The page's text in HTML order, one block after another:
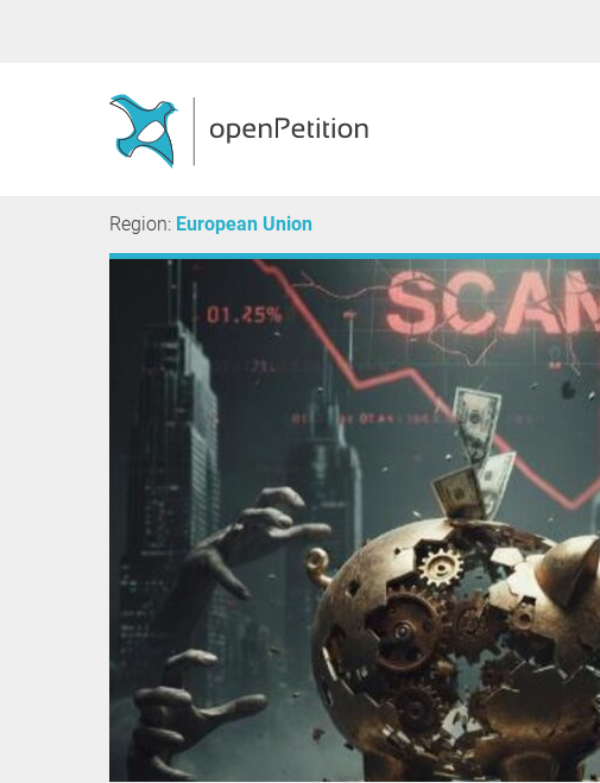
Region: European Union